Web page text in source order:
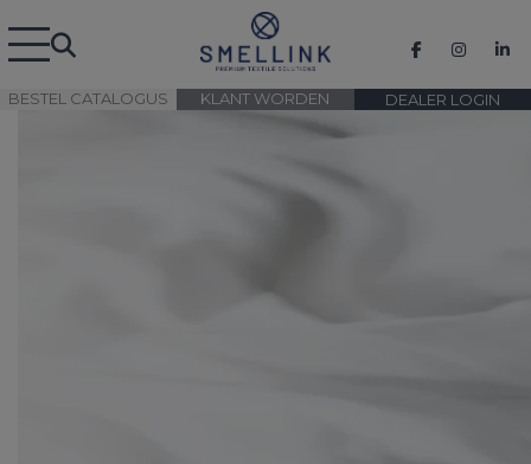
BESTEL CATALOGUS DEALER LOGIN
KLANT WORDEN